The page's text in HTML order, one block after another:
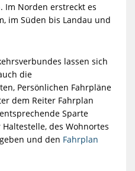
Im Norden erstreckt es
im Süden bis Landau und
lassen sich
die
Persönlichen Fahrpläne
dem Reiter Fahrplan
Sparte
des Wohnortes
und den Fahrplan